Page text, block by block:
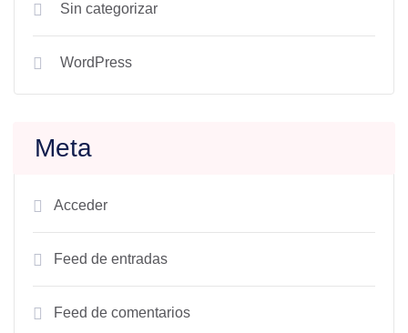
Sin categorizar
WordPress
Meta
Acceder
Feed de entradas
Feed de comentarios